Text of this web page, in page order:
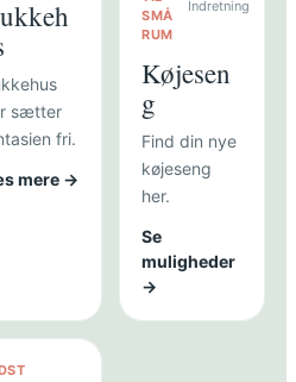
sætter
fri.
mere →
SMÅ
RUM
Indretning
Køjesen
g
Find din nye
køjeseng
her.
Se
muligheder
→